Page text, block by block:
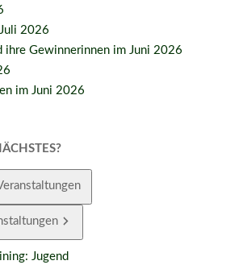
2026
ihre Gewinnerinnen im Juni 2026
im Juni 2026
Jugend